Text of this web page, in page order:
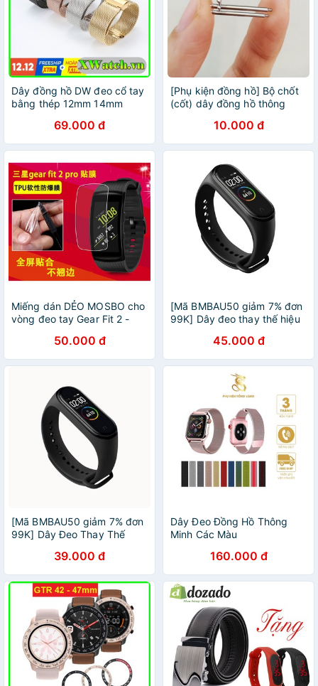
Dây đồng hồ DW đeo cổ tay
bằng thép 12mm 14mm
kèm chốt thông minh
69.000 đ
[Phụ kiện đồng hồ] Bộ chốt
(cốt) dây đồng hồ thông
size từ 18,20,22,24mm
10.000 đ
Miếng dán DẺO MOSBO cho
vòng đeo tay Gear Fit 2 -
50.000 đ
[Mã BMBAU50 giảm 7% đơn
99K] Dây đeo thay thế hiệu
miband 3 445.000 đ
[Mã BMBAU50 giảm 7% đơn
99K] Dây Đeo Thay Thế
Band 3 Mi Band 4 - Hàng
Chính Hãng
39.000 đ
Dây Đeo Đồng Hồ Thông
Minh Các Màu
160.000 đ